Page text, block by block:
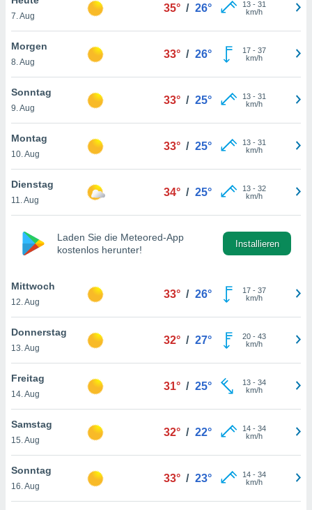
oder
Partner
es uns
das
der
Profil zu
Ihnen
finden
. Sie
jederzeit
Sie
der
weiterhin
7. Aug
35° / 26° 13- 31
km/h
Morgen
8. Aug
33° / 26° 17- 37
km/h
Sonntag
9. Aug
33° / 25° 13- 31
km/h
Montag
10. Aug
33° / 25° 13- 31
km/h
Dienstag
11. Aug
34° / 25° 13- 32
km/h
Laden Sie die Meteored-App
kostenlos herunter!
Installieren
Mittwoch
12. Aug
33° / 26° 17- 37
km/h
Donnerstag
13. Aug
32° / 27° 20- 43
km/h
Freitag
14. Aug
31° / 25° 13- 34
km/h
Samstag
15. Aug
32° / 22° 14- 34
km/h
Sonntag
16. Aug
33° / 23° 14- 34
km/h